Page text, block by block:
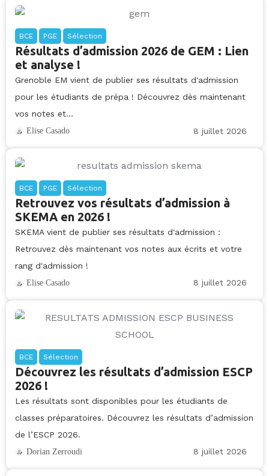
BCE PGE Sélection
Résultats d’admission 2026 de GEM : Lien
et analyse !
Grenoble EM vient de publier ses résultats d'admission
pour les étudiants de prépa ! Découvrez dès maintenant
vos notes et...
Elise Casado 8 juillet 2026
BCE PGE Sélection
Retrouvez vos résultats d’admission à
SKEMA en 2026 !
SKEMA vient de publier ses résultats d'admission :
Retrouvez dès maintenant vos notes aux écrits et votre
rang d'admission !
Elise Casado 8 juillet 2026
BCE Sélection
Découvrez les résultats d’admission ESCP
2026 !
Les résultats sont disponibles pour les étudiants de
classes préparatoires. Découvrez les résultats d’admission
de l’ESCP 2026.
Dorian Zerroudi 8 juillet 2026